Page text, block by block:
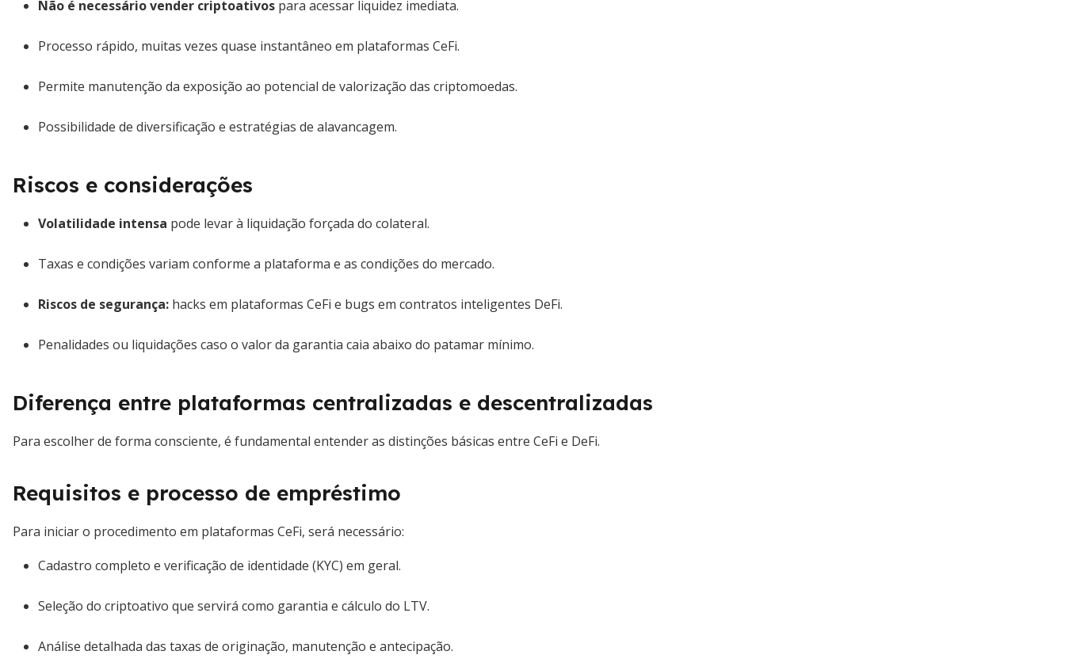
Não é necessário vender criptoativos para acessar liquidez imediata.
Processo rápido, muitas vezes quase instantâneo em plataformas CeFi.
Permite manutenção da exposição ao potencial de valorização das criptomoedas.
Possibilidade de diversificação e estratégias de alavancagem.
Riscos e considerações
Volatilidade intensa pode levar à liquidação forçada do colateral.
Taxas e condições variam conforme a plataforma e as condições do mercado.
Riscos de segurança: hacks em plataformas CeFi e bugs em contratos inteligentes DeFi.
Penalidades ou liquidações caso o valor da garantia caia abaixo do patamar mínimo.
Diferença entre plataformas centralizadas e descentralizadas
Para escolher de forma consciente, é fundamental entender as distinções básicas entre CeFi e DeFi.
Requisitos e processo de empréstimo
Para iniciar o procedimento em plataformas CeFi, será necessário:
Cadastro completo e verificação de identidade (KYC) em geral.
Seleção do criptoativo que servirá como garantia e cálculo do LTV.
Análise detalhada das taxas de originação, manutenção e antecipação.